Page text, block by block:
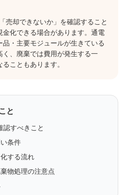
売却できないか」を確認すること
化できる場合があります。通電
・主要モジュールが生きている
、廃棄では費用が発生する一
こともあります。
と
認すべきこと
条件
する流れ
物処理の注意点